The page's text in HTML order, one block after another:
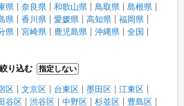
県 奈良県 和歌山県 鳥取県
島根県
県 香川県 愛媛県 高知県
福岡県
県 宮崎県 鹿児島県 沖縄県
全国
り込む 指定しない
区 文京区 台東区 墨田区
江東区
谷区 渋谷区 中野区 杉並区
豊島区